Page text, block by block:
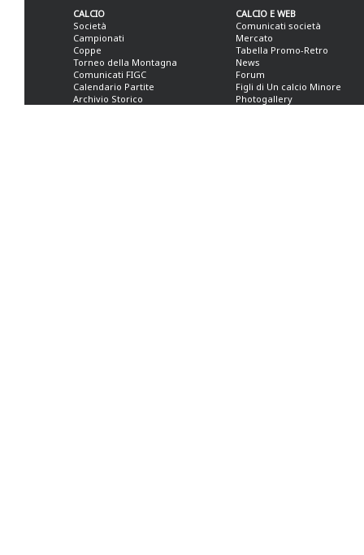
CALCIO
Società
Campionati
Coppe
Torneo della Montagna
Comunicati FIGC
Calendario Partite
Archivio Storico
CALCIO E WEB
Comunicati società
Mercato
Tabella Promo-Retro
News
Forum
Figli di Un calcio Minore
Photogallery